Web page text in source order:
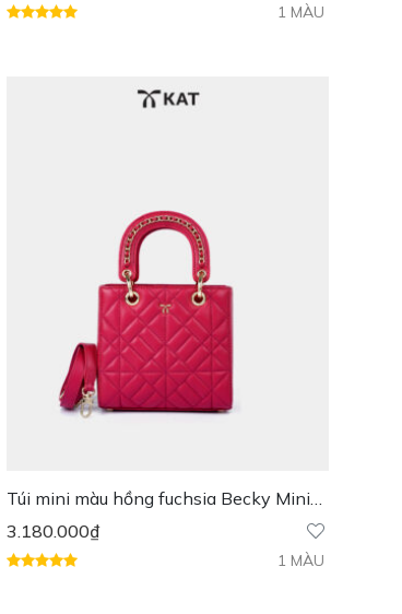
1 MÀU
Túi mini màu hồng fuchsia Becky Mini
3.180.000₫
1 MÀU